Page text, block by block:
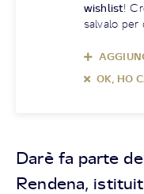
wishlist!
salvalo per
OK, HO
Darè fa parte
Rendena,